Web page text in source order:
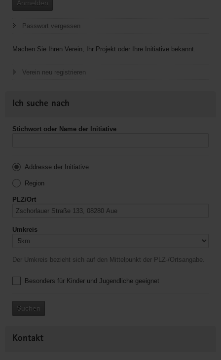
Anmelden
Passwort vergessen
Machen Sie Ihren Verein, Ihr Projekt oder Ihre Initiative bekannt.
Verein neu registrieren
Ich suche nach
Stichwort oder Name der Initiative
Addresse der Initiative
Region
PLZ/Ort
Umkreis
Der Umkreis bezieht sich auf den Mittelpunkt der PLZ-/Ortsangabe.
Besonders für Kinder und Jugendliche geeignet
Suchen
Kontakt